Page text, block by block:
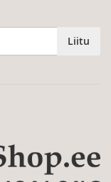
Liitu